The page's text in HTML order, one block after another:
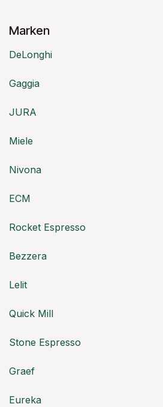
Marken
DeLonghi
Gaggia
JURA
Miele
Nivona
ECM
Rocket Espresso
Bezzera
Lelit
Quick Mill
Stone Espresso
Graef
Eureka